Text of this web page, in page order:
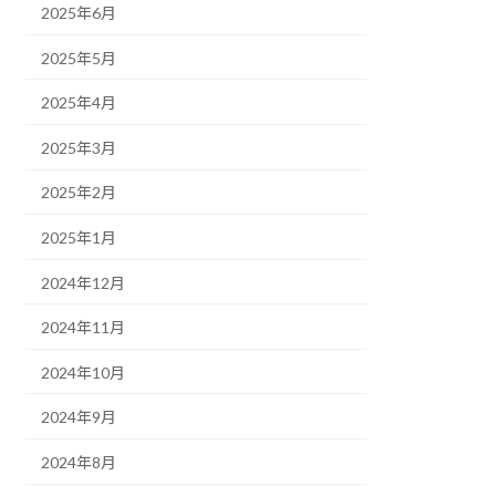
2025年6月
2025年5月
2025年4月
2025年3月
2025年2月
2025年1月
2024年12月
2024年11月
2024年10月
2024年9月
2024年8月